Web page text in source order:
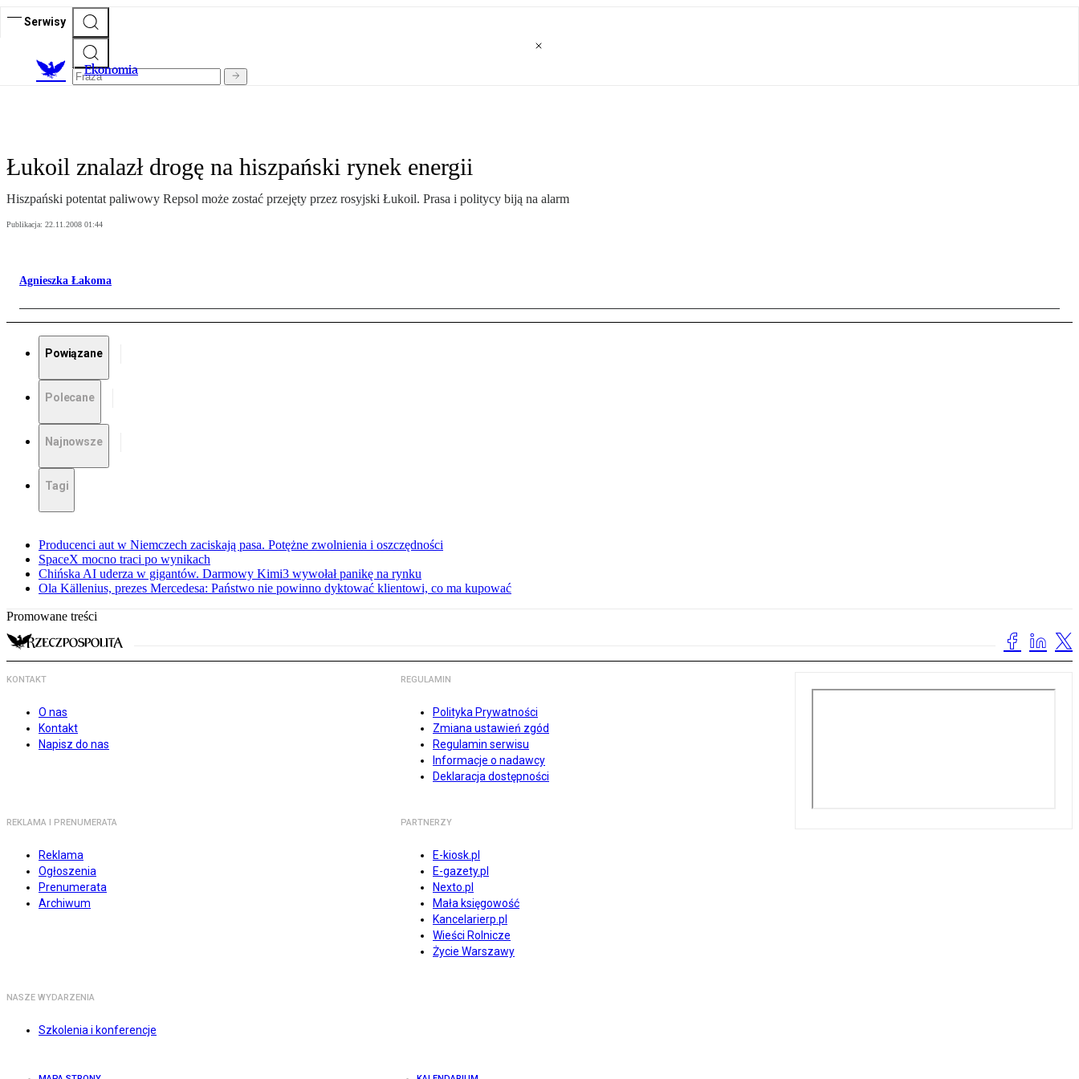
Serwisy
Ekonomia
Łukoil znalazł drogę na hiszpański rynek energii
Hiszpański potentat paliwowy Repsol może zostać przejęty przez rosyjski Łukoil. Prasa i politycy biją na alarm
Publikacja: 22.11.2008 01:44
Agnieszka Łakoma
Powiązane
Polecane
Najnowsze
Tagi
Producenci aut w Niemczech zaciskają pasa. Potężne zwolnienia i oszczędności
SpaceX mocno traci po wynikach
Chińska AI uderza w gigantów. Darmowy Kimi3 wywołał panikę na rynku
Ola Källenius, prezes Mercedesa: Państwo nie powinno dyktować klientowi, co ma kupować
Promowane treści
KONTAKT
O nas
Kontakt
Napisz do nas
REGULAMIN
Polityka Prywatności
Zmiana ustawień zgód
Regulamin serwisu
Informacje o nadawcy
Deklaracja dostępności
REKLAMA I PRENUMERATA
Reklama
Ogłoszenia
Prenumerata
Archiwum
PARTNERZY
E-kiosk.pl
E-gazety.pl
Nexto.pl
Mała księgowość
Kancelarierp.pl
Wieści Rolnicze
Życie Warszawy
NASZE WYDARZENIA
Szkolenia i konferencje